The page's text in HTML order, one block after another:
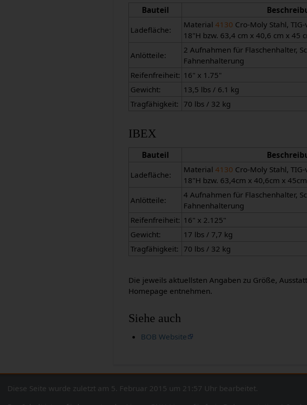
Bauteil
Ladefläche:
Material4130 Cro-Moly Stahl,
18"H bzw. 63,4 cm x 40,6 cm x 45
Anlötteile:
2 Aufnahmen für Flaschenhalter,
Fahnenhalterung
Reifenfreiheit: 16" x 1.75"
Gewicht:
13,5 lbs / 6.1 kg
Tragfähigkeit: 70 lbs / 32 kg
IBEX
Bauteil
Ladefläche:
Material4130 Cro-Moly Stahl,
18"H bzw. 63,4cm x 40,6cm x
Anlötteile:
4 Aufnahmen für Flaschenhalter,
Fahnenhalterung
Reifenfreiheit: 16" x 2.125"
Gewicht:
17 lbs / 7,7 kg
Tragfähigkeit: 70 lbs / 32 kg
Die jeweils aktuellsten Angaben zu Größe,
Homepage entnehmen.
Siehe auch
BOB Website
Diese Seite wurde zuletzt am 5. Februar 2015 um 21:57 Uhr bearbeitet.